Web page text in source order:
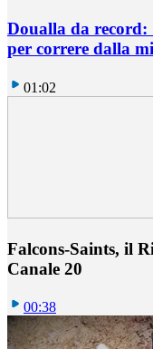
Doualla da
per correre dalla
01:02
Falcons-Saints, il
Canale 20
00:38